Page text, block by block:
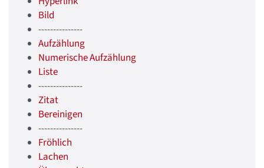
Bild
---------------
Aufzählung
Numerische Aufzählung
Liste
---------------
Zitat
Bereinigen
---------------
Fröhlich
Lachen